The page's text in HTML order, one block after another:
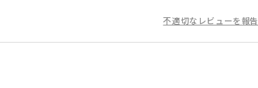
不適切なレビューを報告